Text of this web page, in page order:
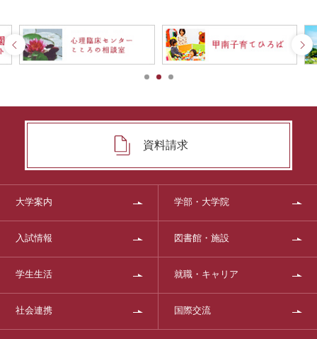
資料請求
大学案内 学部・大学院
入試情報 図書館・施設
学生生活 就職・キャリア
社会連携 国際交流